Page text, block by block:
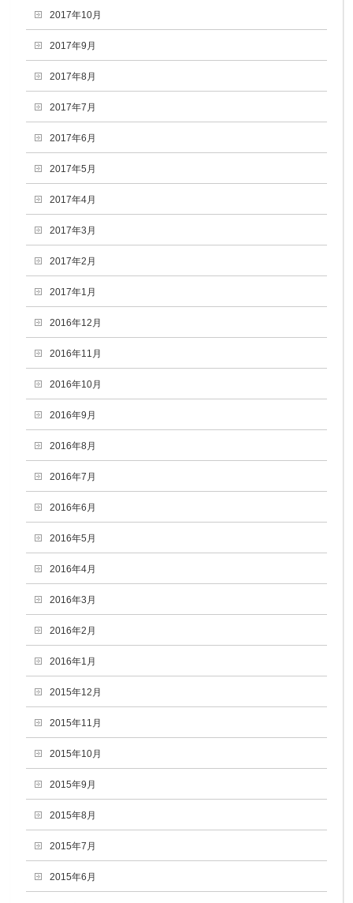
2017年10月
2017年9月
2017年8月
2017年7月
2017年6月
2017年5月
2017年4月
2017年3月
2017年2月
2017年1月
2016年12月
2016年11月
2016年10月
2016年9月
2016年8月
2016年7月
2016年6月
2016年5月
2016年4月
2016年3月
2016年2月
2016年1月
2015年12月
2015年11月
2015年10月
2015年9月
2015年8月
2015年7月
2015年6月